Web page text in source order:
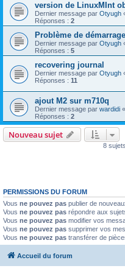
version de LinuxMInt
Dernier message par Otyugh
Réponses : 2
Problème de
Dernier message par Otyugh
Réponses : 5
recovering journal
Dernier message par Otyugh
Réponses : 11
ajout M2 sur m710q
Dernier message par wardidi «
Réponses : 2
Nouveau sujet
8
PERMISSIONS DU FORUM
Vous ne pouvez pas publier de
Vous ne pouvez pas répondre aux
Vous ne pouvez pas modifier vos
Vous ne pouvez pas supprimer vos
Vous ne pouvez pas transférer de
Accueil du forum